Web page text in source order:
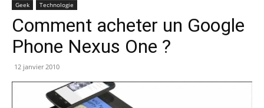
Geek Technologie
Comment acheter un Google
Phone Nexus One ?
12 janvier 2010